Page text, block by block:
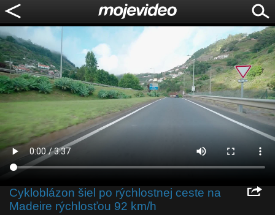
Cykloblázon šiel po rýchlostnej ceste na
Madeire rýchlosťou 92 km/h